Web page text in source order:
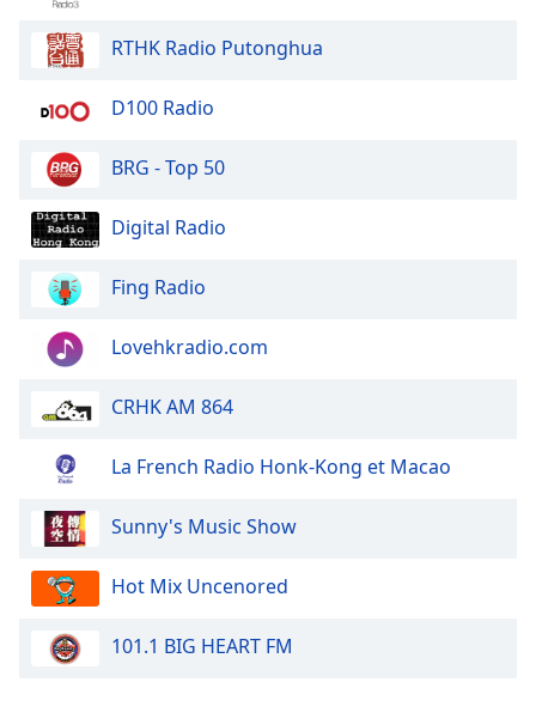
dialog
window.
window.
Opacity
Background
Color
Opacity
Caption
RTHK Radio Putonghua
D100 Radio
BRG - Top 50
Digital Radio
Fing Radio
Lovehkradio.com
CRHK AM 864
La French Radio Honk-Kong et Macao
Sunny's Music Show
Hot Mix Uncenored
101.1 BIG HEART FM